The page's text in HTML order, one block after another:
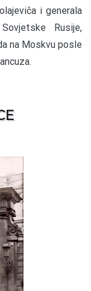
i generala
Rusije,
na Moskvu posle